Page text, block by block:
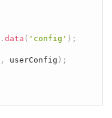
. data ( 'config' ) ;
, userConfig ) ;